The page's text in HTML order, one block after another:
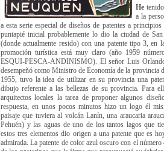
He
a la
a esta serie especial de diseños de patentes a
puntapié inicial probablemente lo dio la ciudad de
(donde actualmente resido) con una patente tipo 3, en
promoción turística está muy claro (año 1959
ESQUI-PESCA-ANDINISMO). El señor Luis
desempeñó como Ministro de Economía de la provincia
1955, tuvo la idea de utilizar en su provincia una
dibujo referente a las bellezas de su provincia. Para
arquitectos locales la tarea de proponer algunos
respuesta, en unos pocos minutos hizo un logo él
paisaje que tuviera al volcán Lanín, una araucaria
Pehuén) y las aguas de uno de lostantos lagos que
estos tres elementos dio origen a una patente que es
admirada. La patente de color azul oscuro con el